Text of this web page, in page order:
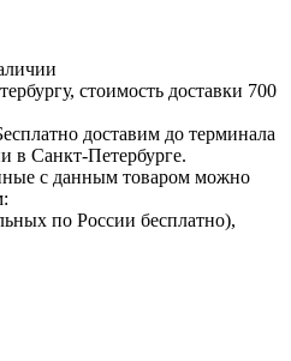
стоимость доставки 700
доставим до терминала
в Санкт-Петербурге.
с данным товаром можно
по России бесплатно),